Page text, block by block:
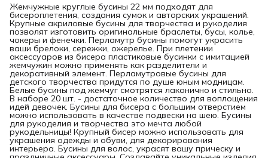
Жемчужные круглые бусины 22 мм подходят для
бисероплетения, создания сумок и авторских украшений.
Крупные акриловые бусины для творчества и рукоделия
позволят изготовить оригинальные браслеты, бусы, колье,
чокеры и фенечки. Перламутр бусины помогут украсить
ваши брелоки, сережки, ожерелье. При плетении
аксессуаров из бисера пластиковые бусинки с имитацией
жемчужин можно применять как разделители и
декоративный элемент. Перламутровые бусины для
детского творчества придутся по душе юным модницам.
Белые бусины под жемчуг смотрятся лаконично и стильно.
В наборе 20 шт. - достаточное количество для воплощения
идей девочек. Бусины для бисера с большим отверстием
можно использовать в качестве подвески на шею. Бусины
для рукоделия и творчества это мечта любой
рукодельницы! Крупный бисер можно использовать для
украшения одежды и обуви, для декорирования
интерьера. Бусины для волос, украсят вашу прическу и